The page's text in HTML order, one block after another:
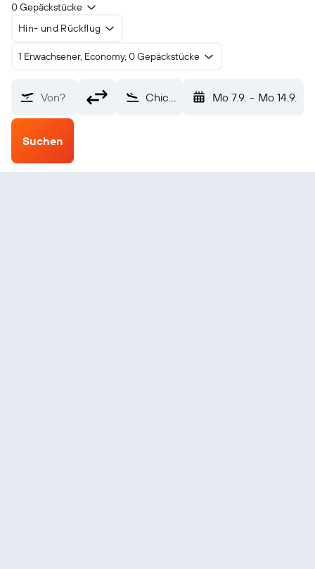
0 Gepäckstücke
Hin- und Rückflug
1 Erwachsener, Economy, 0 Gepäckstücke
Von? Chicken (CKX) Mo 7.9. - Mo 14.9.
Suchen